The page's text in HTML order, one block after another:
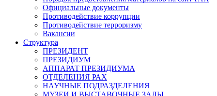
Официальные документы
Противодействие коррупции
Противодействие терроризму
Вакансии
Структура
ПРЕЗИДЕНТ
ПРЕЗИДИУМ
АППАРАТ ПРЕЗИДИУМА
ОТДЕЛЕНИЯ РАХ
НАУЧНЫЕ ПОДРАЗДЕЛЕНИЯ
МУЗЕИ И ВЫСТАВОЧНЫЕ ЗАЛЫ